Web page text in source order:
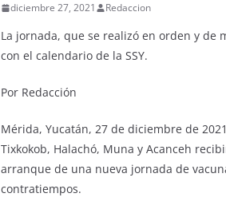
diciembre 27, 2021 Redaccion
La jornada, que se realizó en orden y de
con el calendario de la SSY.
Por Redacción
Mérida, Yucatán, 27 de diciembre de
Tixkokob, Halachó, Muna y Acanceh
arranque de una nueva jornada de
contratiempos.